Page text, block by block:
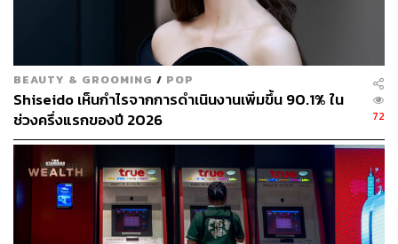
ปรับขึ้นแรงเกินไป แม้ว่าผลประกอบการที่แข็งแกร่งใน 1Q65
อาจเป็นปัจจัยกระตุ้นในระยะสั้น แต่ประเด็นนี้น่าจะสะท้อนใน
ราคาหุ้นไปค่อนข้างมากแล้ว
Twitter:twitter.com/standard_wealth
Instagram:
instagram.com/thestandardwealth
https://lin.ee/xfPbXUP
BEAUTY & GROOMING / POP
Shiseido เห็นกำไรจากการดำเนินงานเพิ่มขึ้น 90.1% ใน
ช่วงครึ่งแรกของปี 2026
72